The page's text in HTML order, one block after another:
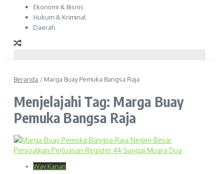
Ekonomi & Bisnis
Hukum & Kriminal
Daerah
Beranda / Marga Buay Pemuka Bangsa Raja
Menjelajahi Tag: Marga Buay
Pemuka Bangsa Raja
Way Kanan